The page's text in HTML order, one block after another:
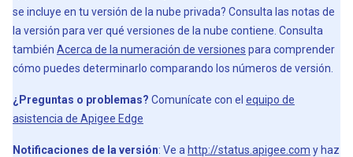
se incluye en tu versión de la nube privada? Consulta las notas de
la versión para ver qué versiones de la nube contiene. Consulta
también Acerca de la numeración de versiones para comprender
cómo puedes determinarlo comparando los números de versión.
¿Preguntas o problemas? Comunícate con el equipo de
asistencia de Apigee Edge
Notificaciones de la versión: Ve a http://status.apigee.com y haz